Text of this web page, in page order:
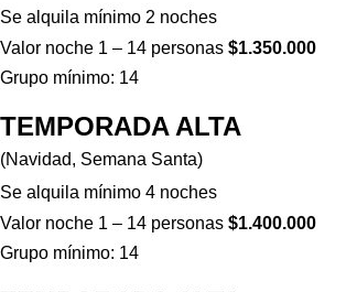
Se alquila mínimo 2 noches
Valor noche 1 – 14 personas $1.350.000
Grupo mínimo: 14
TEMPORADA ALTA
(Navidad, Semana Santa)
Se alquila mínimo 4 noches
Valor noche 1 – 14 personas $1.400.000
Grupo mínimo: 14